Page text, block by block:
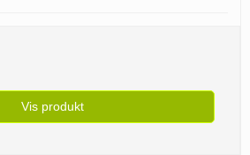
Vis produkt